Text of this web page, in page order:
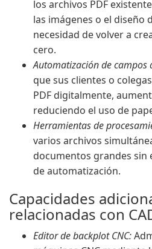
los archivos PDF
las imágenes o el diseño
necesidad de volver a
cero.
Automatización de campos
que sus clientes o
PDF digitalmente,
reduciendo el uso de
Herramientas de
varios archivos
documentos grandes sin
de automatización.
Capacidades
relacionadas con
Editor de backplot CNC: